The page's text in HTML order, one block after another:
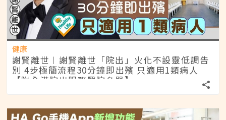
健康
謝賢離世︱謝賢離世「院出」火化不設靈低調告
別 4步極簡流程30分鐘即出殯 只適用1類病人
【附全港院出服務醫院名單】